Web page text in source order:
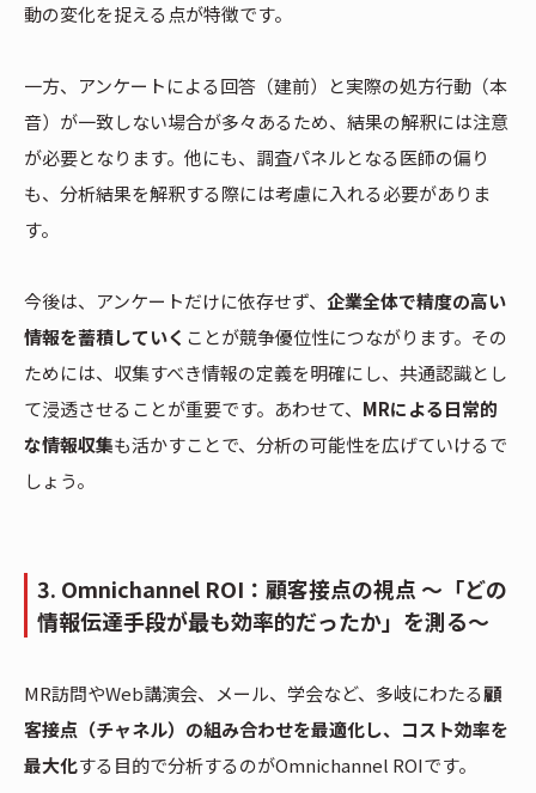
動の変化を捉える点が特徴です。
一方、アンケートによる回答（建前）と実際の処方行動（本
音）が一致しない場合が多々あるため、結果の解釈には注意
が必要となります。他にも、調査パネルとなる医師の偏り
も、分析結果を解釈する際には考慮に入れる必要がありま
す。
今後は、アンケートだけに依存せず、 企業全体で精度の高い
情報を蓄積していく ことが競争優位性につながります。その
ためには、収集すべき情報の定義を明確にし、共通認識とし
て浸透させることが重要です。あわせて、 MRによる日常的
な情報収集も活かすことで、分析の可能性を広げていけるで
しょう。
3. Omnichannel ROI：顧客接点の視点 〜「どの
情報伝達手段が最も効率的だったか」を測る〜
MR訪問やWeb講演会、メール、学会など、多岐にわたる顧
客接点（チャネル）の組み合わせを最適化し、コスト効率を
最大化する目的で分析するのがOmnichannel ROIです。